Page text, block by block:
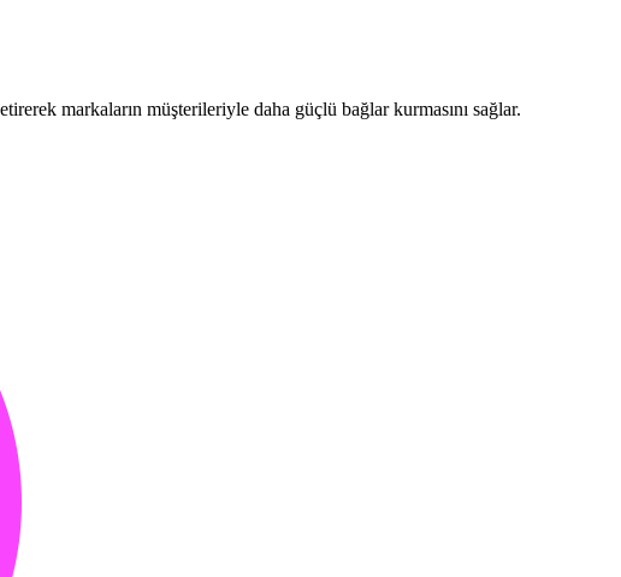
markaların müşterileriyle daha güçlü bağlar kurmasını sağlar.